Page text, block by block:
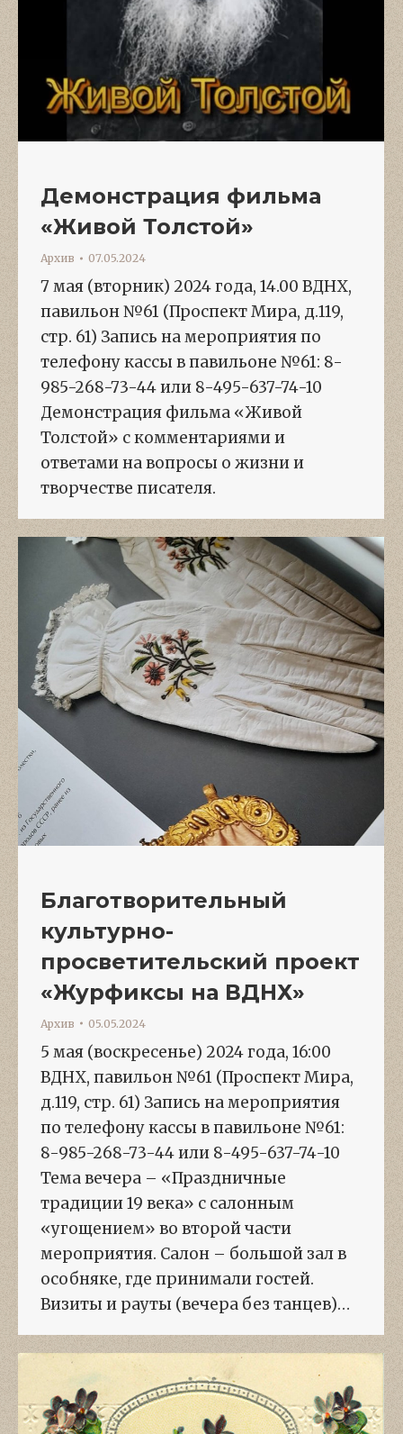
Демонстрация фильма
«Живой Толстой»
Архив 07.05.2024
7 мая (вторник) 2024 года, 14.00 ВДНХ,
павильон №61 (Проспект Мира, д.119,
стр. 61) Запись на мероприятия по
телефону кассы в павильоне №61: 8-
985-268-73-44 или 8-495-637-74-10
Демонстрация фильма «Живой
Толстой» с комментариями и
ответами на вопросы о жизни и
творчестве писателя.
Благотворительный
культурно-
просветительский проект
«Журфиксы на ВДНХ»
Архив 05.05.2024
5 мая (воскресенье) 2024 года, 16:00
ВДНХ, павильон №61 (Проспект Мира,
д.119, стр. 61) Запись на мероприятия
по телефону кассы в павильоне №61:
8-985-268-73-44 или 8-495-637-74-10
Тема вечера – «Праздничные
традиции 19 века» с салонным
«угощением» во второй части
мероприятия. Салон – большой зал в
особняке, где принимали гостей.
Визиты и рауты (вечера без танцев)…